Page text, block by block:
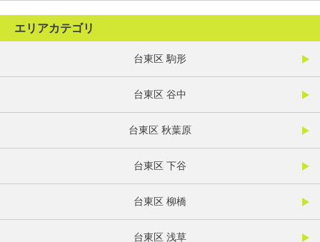
エリアカテゴリ
台東区 駒形
台東区 谷中
台東区 秋葉原
台東区 下谷
台東区 柳橋
台東区 浅草